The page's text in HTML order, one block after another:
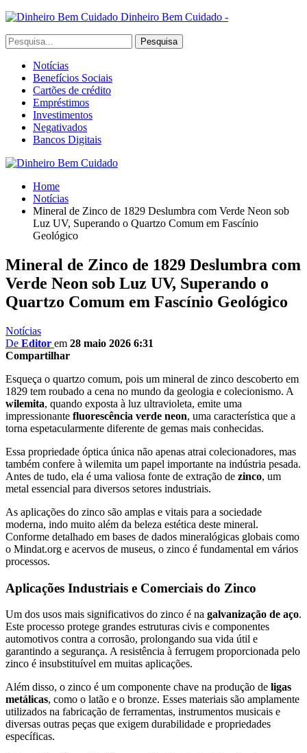
Dinheiro Bem Cuidado -
Notícias
Benefícios Sociais
Cartões de crédito
Empréstimos
Investimentos
Negativados
Bancos Digitais
Home
Notícias
Mineral de Zinco de 1829 Deslumbra com Verde Neon sob
Luz UV, Superando o Quartzo Comum em Fascínio
Geológico
Mineral de Zinco de 1829 Deslumbra com
Verde Neon sob Luz UV, Superando o
Quartzo Comum em Fascínio Geológico
Notícias
De Editor em 28 maio 2026 6:31
Compartilhar
Esqueça o quartzo comum, pois um mineral de zinco descoberto em
1829 tem roubado a cena no mundo da geologia e colecionismo. A
wilemita, quando exposta à luz ultravioleta, emite uma
impressionante fluorescência verde neon, uma característica que a
torna espetacularmente diferente de gemas mais conhecidas.
Essa propriedade óptica única não apenas atrai colecionadores, mas
também confere à wilemita um papel importante na indústria pesada.
Antes de tudo, ela é uma valiosa fonte de extração de zinco, um
metal essencial para diversos setores industriais.
As aplicações do zinco são amplas e vitais para a sociedade
moderna, indo muito além da beleza estética deste mineral.
Conforme detalhado em bases de dados mineralógicas globais como
o Mindat.org e acervos de museus, o zinco é fundamental em vários
processos.
Aplicações Industriais e Comerciais do Zinco
Um dos usos mais significativos do zinco é na galvanização de aço.
Este processo protege grandes estruturas civis e componentes
automotivos contra a corrosão, prolongando sua vida útil e
garantindo a segurança. A resistência à ferrugem proporcionada pelo
zinco é insubstituível em muitas aplicações.
Além disso, o zinco é um componente chave na produção de ligas
metálicas, como o latão e o bronze. Esses materiais são amplamente
utilizados na fabricação de ferramentas, instrumentos musicais e
diversas outras peças que exigem durabilidade e propriedades
específicas.